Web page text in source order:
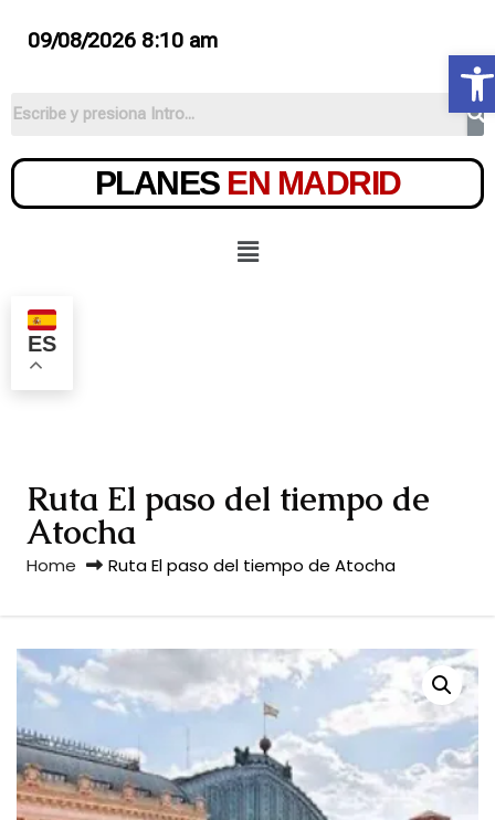
09/08/2026 8:10 am
PLANES EN MADRID
ES
Ruta El paso del tiempo de
Atocha
Home Ruta El paso del tiempo de Atocha